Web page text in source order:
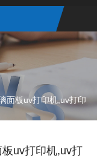
面板uv打印机,uv打印
uv打印机,uv打